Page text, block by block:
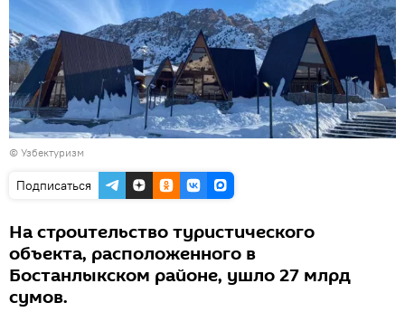
© Узбектуризм
Подписаться
На строительство туристического
объекта, расположенного в
Бостанлыкском районе, ушло 27 млрд
сумов.